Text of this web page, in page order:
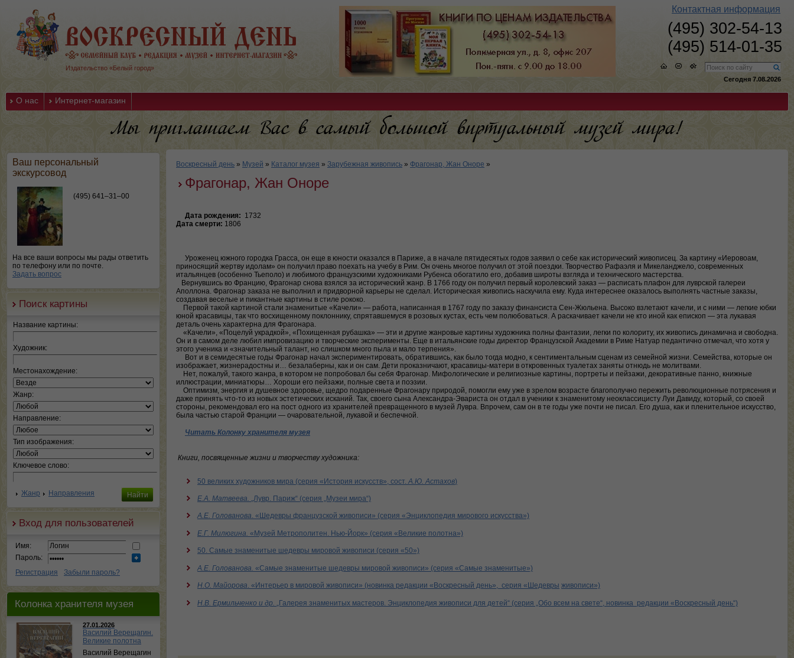
Издательство «Белый город»
Контактная информация
(495) 302-54-13
(495) 514-01-35
Сегодня 7.08.2026
О нас Интернет-магазин
Ваш персональный
экскурсовод
(495) 641–31–00
На все ваши вопросы мы рады ответить
по телефону или по почте.
Задать вопрос
Поиск картины
Название картины:
Художник:
Местонахождение:
Жанр:
Направление:
Тип изображения:
Ключевое слово:
Жанр Направления
Вход для пользователей
Имя:
Пароль:
Регистрация
Забыли пароль?
Колонка хранителя музея
27.01.2026
Василий Верещагин.
Великие полотна
Василий Верещагин
Воскресный день » Музей » Каталог музея » Зарубежная живопись » Фрагонар, Жан Оноре »
Фрагонар, Жан Оноре
Дата рождения: 1732
Дата смерти: 1806
Уроженец южного городка Грасса, он еще в юности оказался в Париже, а в начале пятидесятых годов заявил о себе как исторический живописец. За картину «Иеровоам,
приносящий жертву идолам» он получил право поехать на учебу в Рим. Он очень многое получил от этой поездки. Творчество Рафаэля и Микеланджело, современных
итальянцев (особенно Тьеполо) и любимого французскими художниками Рубенса обогатило его, добавив широты взгляда и технического мастерства.
Вернувшись во Францию, Фрагонар снова взялся за исторический жанр. В 1766 году он получил первый королевский заказ — расписать плафон для луврской галереи
Аполлона. Фрагонар заказа не выполнил и придворной карьеры не сделал. Историческая живопись наскучила ему. Куда интереснее оказалось выполнять частные заказы,
создавая веселые и пикантные картины в стиле рококо.
Первой такой картиной стали знаменитые «Качели» — работа, написанная в 1767 году по заказу финансиста Сен-Жюльена. Высоко взлетают качели, и с ними — легкие юбки
юной красавицы, так что восхищенному поклоннику, спрятавшемуся в розовых кустах, есть чем полюбоваться. А раскачивает качели не кто иной как епископ — эта лукавая
деталь очень характерна для Фрагонара.
«Качели», «Поцелуй украдкой», «Похищенная рубашка» — эти и другие жанровые картины художника полны фантазии, легки по колориту, их живопись динамична и свободна.
Он и в самом деле любил импровизацию и творческие эксперименты. Еще в итальянские годы директор Французской Академии в Риме Натуар педантично отмечал, что хотя у
этого ученика и «значительный талант, но слишком много пыла и мало терпения».
Вот и в семидесятые годы Фрагонар начал экспериментировать, обратившись, как было тогда модно, к сентиментальным сценам из семейной жизни. Семейства, которые он
изображает, жизнерадостны и… безалаберны, как и он сам. Дети проказничают, красавицы-матери в откровенных туалетах заняты отнюдь не молитвами.
Нет, пожалуй, такого жанра, в котором не попробовал бы себя Фрагонар. Мифологические и религиозные картины, портреты и пейзажи, декоративные панно, книжные
иллюстрации, миниатюры… Хороши его пейзажи, полные света и поэзии.
Оптимизм, энергия и душевное здоровье, щедро подаренные Фрагонару природой, помогли ему уже в зрелом возрасте благополучно пережить революционные потрясения и
даже принять что-то из новых эстетических исканий. Так, своего сына Александра-Эвариста он отдал в ученики к знаменитому неоклассицисту Луи Давиду, который, со своей
стороны, рекомендовал его на пост одного из хранителей превращенного в музей Лувра. Впрочем, сам он в те годы уже почти не писал. Его душа, как и пленительное искусство,
была частью старой Франции — очаровательной, лукавой и беспечной.
Читать Колонку хранителя музея
Книги, посвященные жизни и творчеству художника:
50 великих художников мира (серия «История искусств», сост. А.Ю. Астахов)
Е.А. Матвеева. „Лувр. Париж“ (серия „Музеи мира“)
А.Е. Голованова. «Шедевры французской живописи» (серия «Энциклопедия мирового искусства»)
Е.Г. Милюгина. «Музей Метрополитен. Нью-Йорк» (серия «Великие полотна»)
50. Самые знаменитые шедевры мировой живописи (серия «50»)
А.Е. Голованова. «Самые знаменитые шедевры мировой живописи» (серия «Самые знаменитые»)
Н.О. Майорова. «Интерьер в мировой живописи» (новинка редакции «Воскресный день», серия «Шедевры живописи»)
Н.В. Ермильченко и др. „Галерея знаменитых мастеров. Энциклопедия живописи для детей“ (серия „Обо всем на свете“, новинка редакции «Воскресный день“)